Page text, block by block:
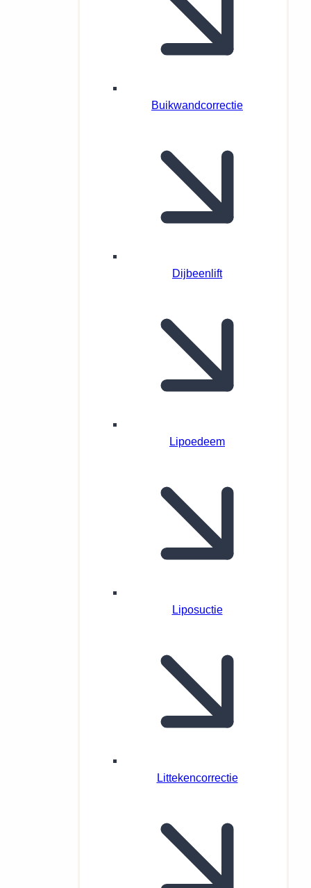
Buikwandcorrectie
Dijbeenlift
Lipoedeem
Liposuctie
Littekencorrectie